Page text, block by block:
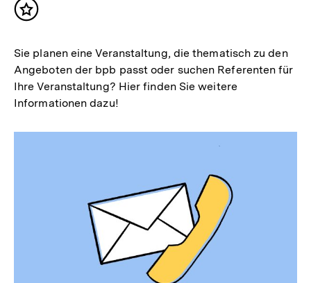
Inhalt
Sie planen eine Veranstaltung, die thematisch zu den
Angeboten der bpb passt oder suchen Referenten für
Ihre Veranstaltung? Hier finden Sie weitere
Informationen dazu!